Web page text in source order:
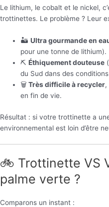
Le lithium, le cobalt et le nickel,
trottinettes. Le problème ? Leur
🏜️Ultra gourmande en
pour une tonne de lithium).
⛏️Éthiquement douteuse
du Sud dans des
🗑️Très difficile à recycler,
en fin de vie.
Résultat : si votre trottinette a
environnemental est loin d’être
🚲 Trottinette VS
palme verte ?
Comparons un instant :